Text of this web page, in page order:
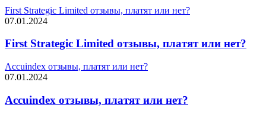
First Strategic Limited отзывы, платят или нет?
07.01.2024
First Strategic Limited отзывы, платят или нет?
Accuindex отзывы, платят или нет?
07.01.2024
Accuindex отзывы, платят или нет?